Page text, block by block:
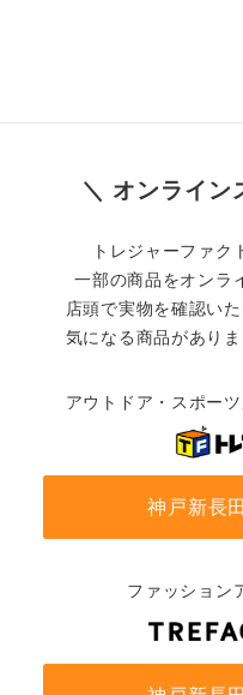
＼ オンライン
トレジャーファク
一部の商品をオンラ
店頭で実物を確認い
気になる商品があり
アウトドア・スポー
神戸新長
ファッション